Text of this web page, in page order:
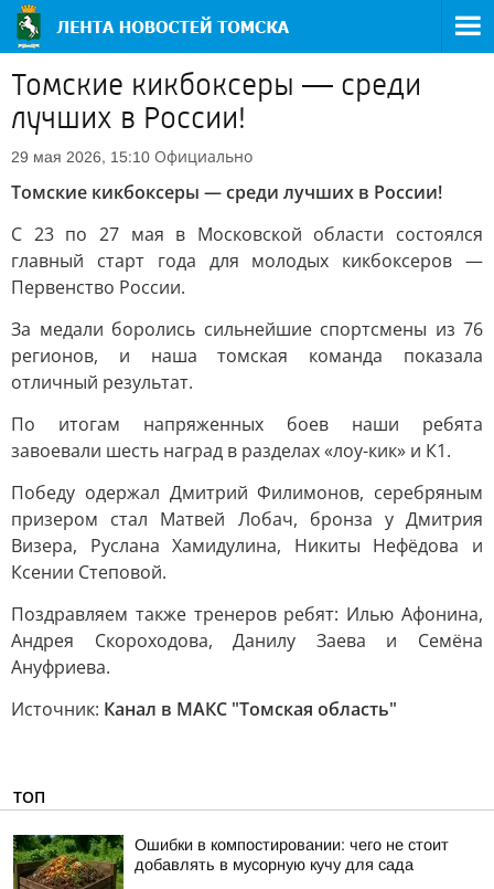
Томские кикбоксеры — среди
лучших в России!
29 мая 2026, 15:10 Официально
Томские кикбоксеры — среди лучших в России!
С 23 по 27 мая в Московской области состоялся
главный старт года для молодых кикбоксеров —
Первенство России.
За медали боролись сильнейшие спортсмены из 76
регионов, и наша томская команда показала
отличный результат.
По итогам напряженных боев наши ребята
завоевали шесть наград в разделах «лоу-кик» и К1.
Победу одержал Дмитрий Филимонов, серебряным
призером стал Матвей Лобач, бронза у Дмитрия
Визера, Руслана Хамидулина, Никиты Нефёдова и
Ксении Степовой.
Поздравляем также тренеров ребят: Илью Афонина,
Андрея Скороходова, Данилу Заева и Семёна
Ануфриева.
Источник: Канал в МАКС "Томская область"
ТОП
Ошибки в компостировании: чего не стоит
добавлять в мусорную кучу для сада